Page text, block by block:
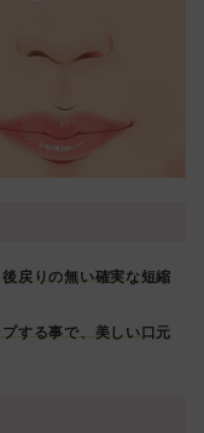
戻りの無い確実な短縮
する事で、美しい口元